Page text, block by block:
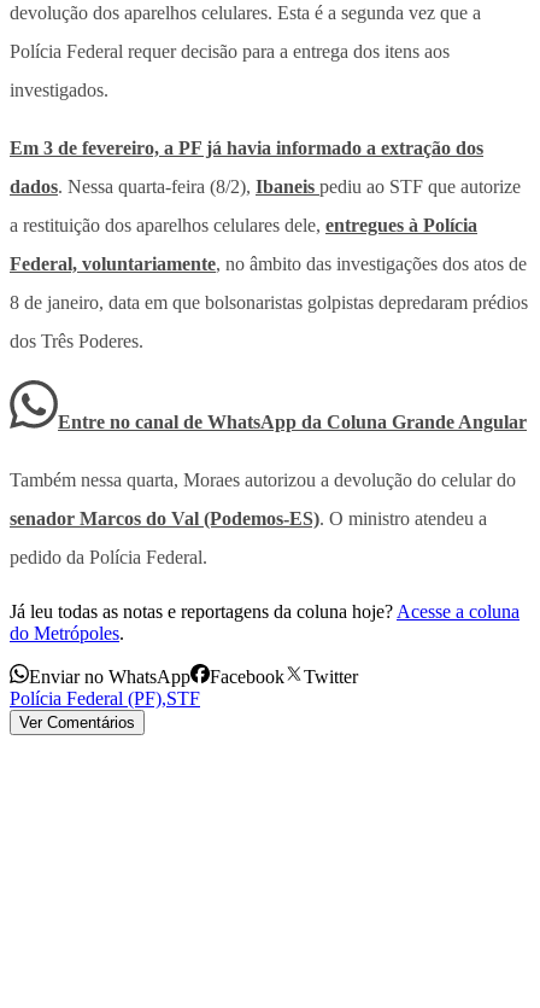
devolução dos aparelhos celulares. Esta é a segunda vez que a
Polícia Federal requer decisão para a entrega dos itens aos
investigados.
Em 3 de fevereiro, a PF já havia informado a extração dos
dados. Nessa quarta-feira (8/2), Ibaneis pediu ao STF que autorize
a restituição dos aparelhos celulares dele, entregues à Polícia
Federal, voluntariamente, no âmbito das investigações dos atos de
8 de janeiro, data em que bolsonaristas golpistas depredaram prédios
dos Três Poderes.
Entre no canal de WhatsApp da Coluna Grande Angular
Também nessa quarta, Moraes autorizou a devolução do celular do
senador Marcos do Val (Podemos-ES). O ministro atendeu a
pedido da Polícia Federal.
Já leu todas as notas e reportagens da coluna hoje? Acesse a coluna
do Metrópoles.
Enviar no WhatsApp Facebook
Twitter
Polícia Federal (PF),STF
Ver Comentários